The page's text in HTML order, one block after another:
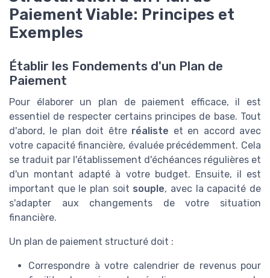
Paiement Viable: Principes et
Exemples
Établir les Fondements d'un Plan de
Paiement
Pour élaborer un plan de paiement efficace, il est
essentiel de respecter certains principes de base. Tout
d'abord, le plan doit être réaliste et en accord avec
votre capacité financière, évaluée précédemment. Cela
se traduit par l'établissement d'échéances régulières et
d'un montant adapté à votre budget. Ensuite, il est
important que le plan soit souple, avec la capacité de
s'adapter aux changements de votre situation
financière.
Un plan de paiement structuré doit :
Correspondre à votre calendrier de revenus pour